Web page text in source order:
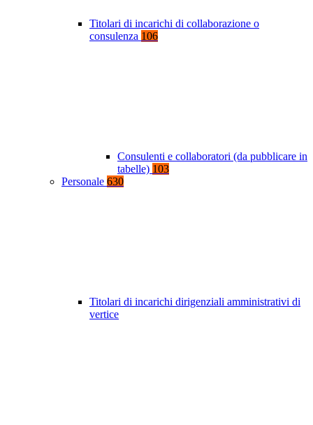
Titolari di incarichi di collaborazione o
consulenza 106
Consulenti e collaboratori (da pubblicare in
tabelle) 103
Personale 630
Titolari di incarichi dirigenziali amministrativi di
vertice